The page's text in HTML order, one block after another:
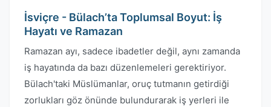
İsviçre - Bülach’ta Toplumsal Boyut: İş
Hayatı ve Ramazan
Ramazan ayı, sadece ibadetler değil, aynı zamanda
iş hayatında da bazı düzenlemeleri gerektiriyor.
Bülach'taki Müslümanlar, oruç tutmanın getirdiği
zorlukları göz önünde bulundurarak iş yerleri ile